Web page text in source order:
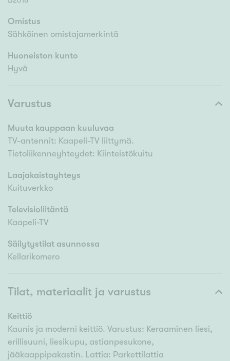
Omistus
Sähköinen omistajamerkintä
Huoneiston kunto
Hyvä
Varustus
Muuta kauppaan kuuluvaa
TV-antennit: Kaapeli-TV liittymä.
Tietoliikenneyhteydet: Kiinteistökuitu
Laajakaistayhteys
Kuituverkko
Televisioliitäntä
Kaapeli-TV
Säilytystilat asunnossa
Kellarikomero
Tilat, materiaalit ja varustus
Keittiö
Kaunis ja moderni keittiö. Varustus: Keraaminen liesi,
erillisuuni, liesikupu, astianpesukone,
jääkaappipakastin. Lattia: Parkettilattia